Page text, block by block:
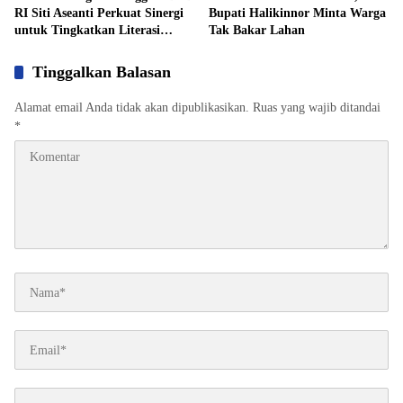
RI Siti Aseanti Perkuat Sinergi
untuk Tingkatkan Literasi
Bupati Halikinnor Minta Warga
Tak Bakar Lahan
Tinggalkan Balasan
Alamat email Anda tidak akan dipublikasikan. Ruas yang wajib ditandai
*